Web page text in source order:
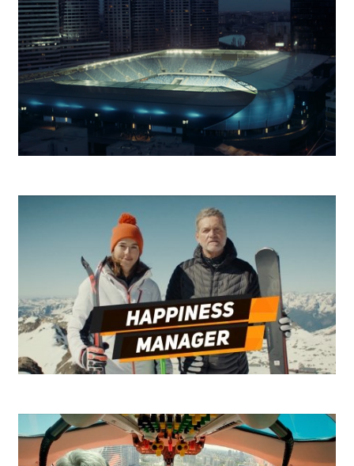
SKY - Push The Right Button
Niké Ľadovec